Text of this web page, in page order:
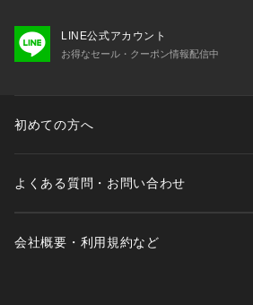
▼ブランドのお気に入り登録
新商品や再入荷など、いち早くブランド
※照明の関係により、実際よりも色味が
LINE公式アカウント
お得なセール・クーポン情報配信中
初めての方へ
よくある質問・お問い合わせ
会社概要・利用規約など